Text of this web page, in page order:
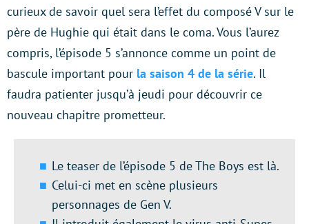
curieux de savoir quel sera l’effet du composé V sur le
père de Hughie qui était dans le coma. Vous l’aurez
compris, l’épisode 5 s’annonce comme un point de
bascule important pour la saison 4 de la série. Il
faudra patienter jusqu’à jeudi pour découvrir ce
nouveau chapitre prometteur.
Le teaser de l’épisode 5 de The Boys est là.
Celui-ci met en scène plusieurs
personnages de Gen V.